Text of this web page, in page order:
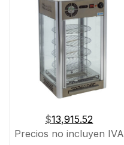
$13,915.52
Precios no incluyen IVA